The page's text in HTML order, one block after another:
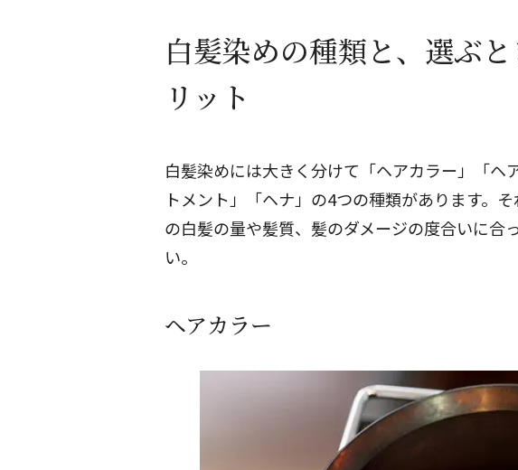
白髪染めの種類と、選ぶ
リット
白髪染めには大きく分けて「ヘアカラー」「ヘ
トメント」「ヘナ」の4つの種類があります。
の白髪の量や髪質、髪のダメージの度合いに合
い。
ヘアカラー